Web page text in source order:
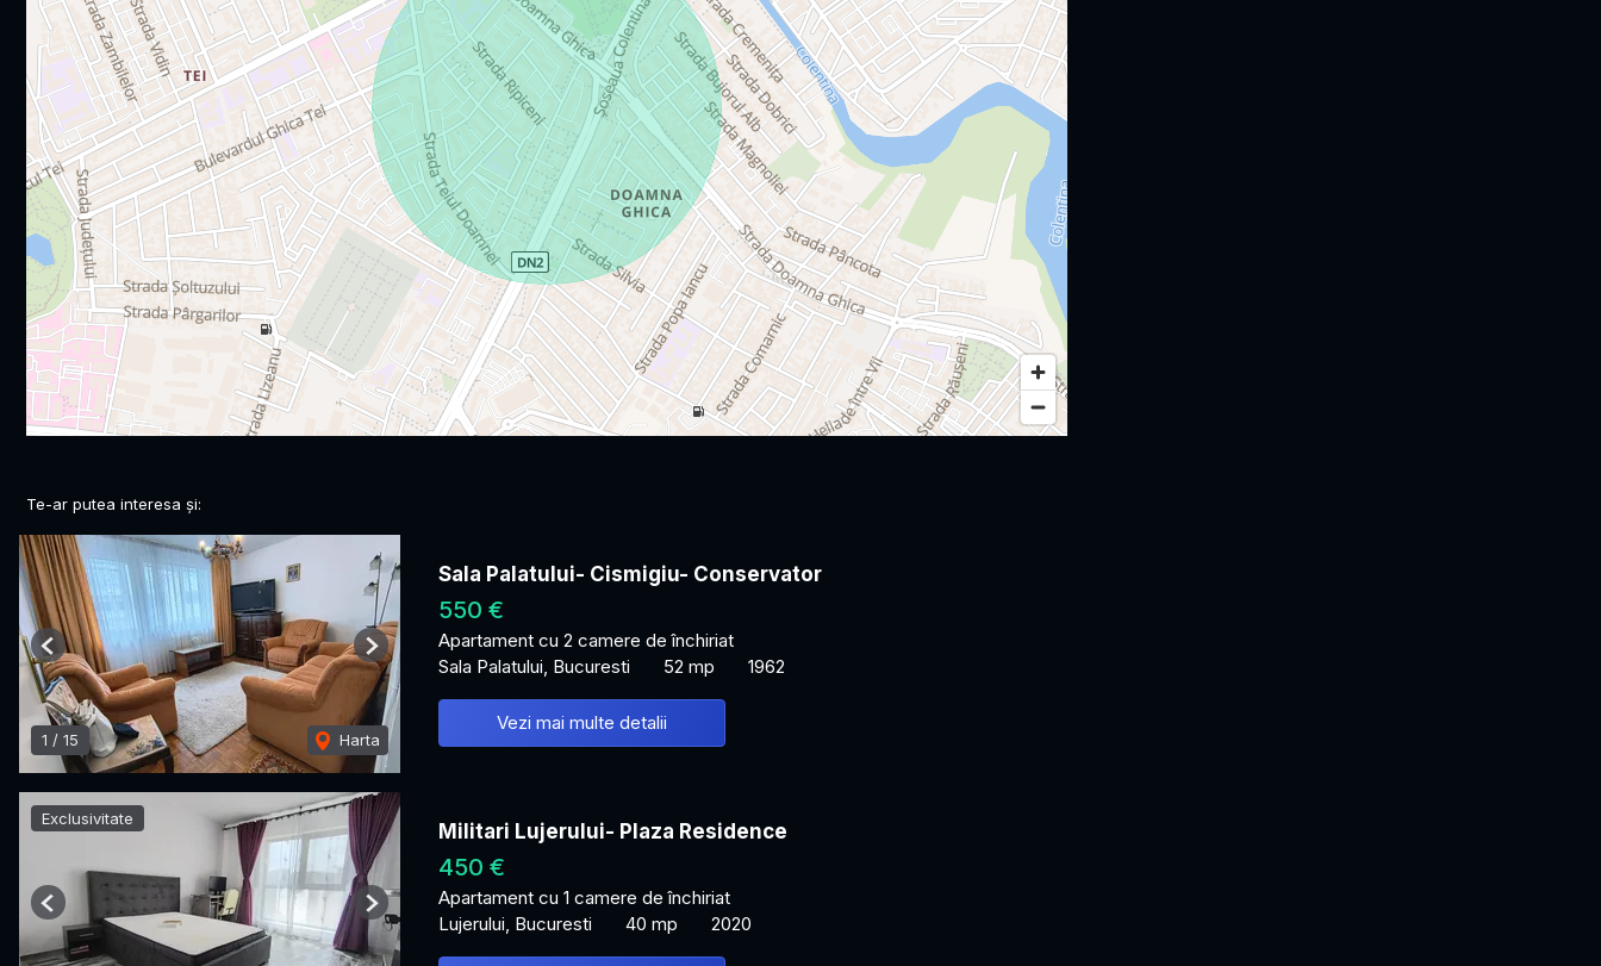
Te-ar putea interesa și:
1 / 15 Harta
Previous Next
Sala Palatului- Cismigiu- Conservator
550 €
Apartament cu 2 camere de închiriat
Sala Palatului, Bucuresti
52 mp 1962
Vezi mai multe detalii
Exclusivitate
Previous Next
Militari Lujerului- Plaza Residence
450 €
Apartament cu 1 camere de închiriat
Lujerului, Bucuresti
40 mp 2020